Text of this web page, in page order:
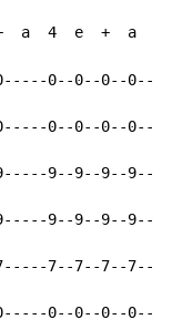
+  a  4  e  +
0--0--0--
0--0--0--
9--9--9--
9--9--9--
7--7--7--
0--0--0--